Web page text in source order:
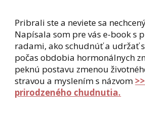
Pribrali ste a neviete sa
Napísala som pre vás e-book s
radami, ako schudnúť a udržať
počas obdobia hormonálnych
peknú postavu zmenou
stravou a myslením s názvom
prirodzeného chudnutia.